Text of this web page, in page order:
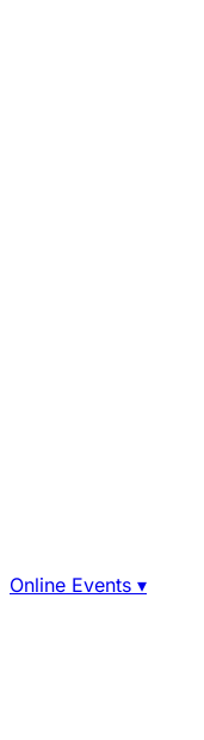
Online Events ▾